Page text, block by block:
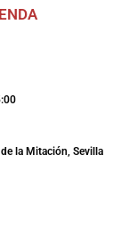
la Mitación, Sevilla